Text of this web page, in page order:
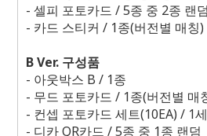
- 셀피 포토카드 / 5종 중 2종 랜덤
- 카드 스티커 / 1종(버전별 매칭)
B Ver. 구성품
- 아웃박스 B / 1종
- 무드 포토카드 / 1종(버전별 매
- 컨셉 포토카드 세트(10EA) / 1
- 디카QR카드 / 5종 중 1종 랜덤